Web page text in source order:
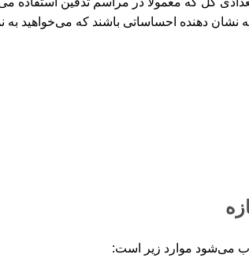
نشان دهنده احساساتی باشند که می‌خواهید به
می‌شود موارد زیر است: